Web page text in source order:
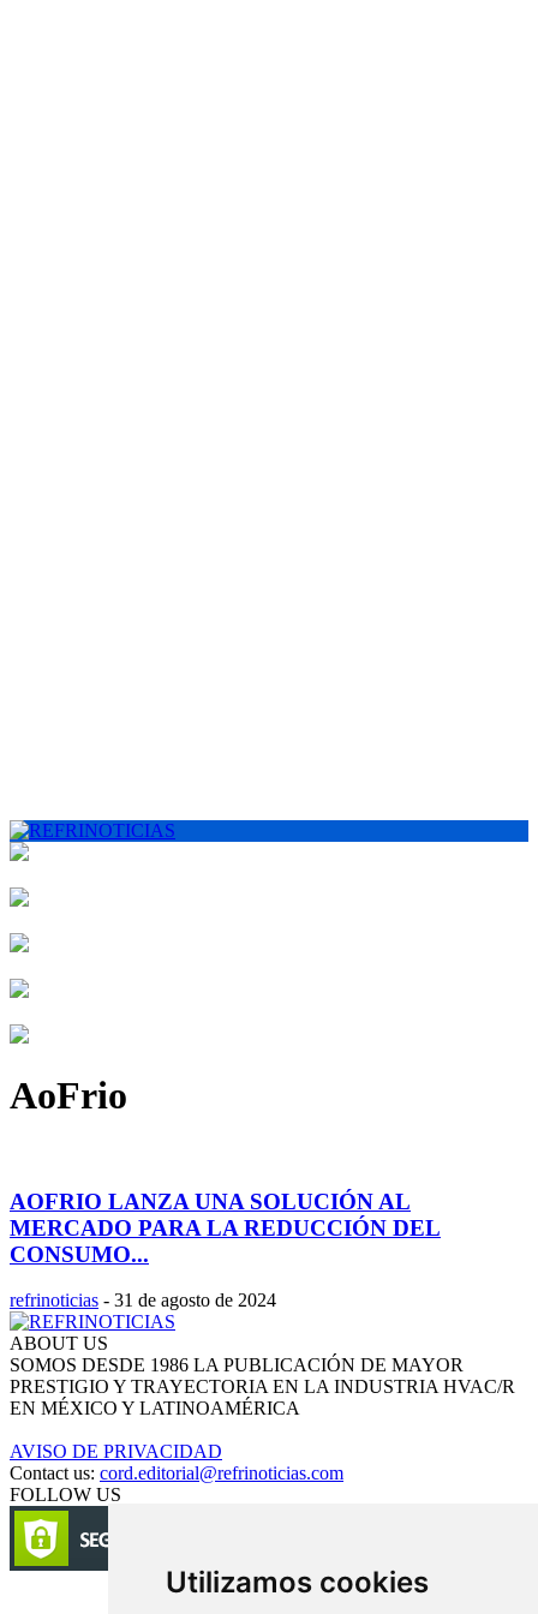
Utilizamos cookies
AoFrio
AOFRIO LANZA UNA SOLUCIÓN AL
MERCADO PARA LA REDUCCIÓN DEL
CONSUMO...
refrinoticias - 31 de agosto de 2024
ABOUT US
SOMOS DESDE 1986 LA PUBLICACIÓN DE MAYOR
PRESTIGIO Y TRAYECTORIA EN LA INDUSTRIA HVAC/R
EN MÉXICO Y LATINOAMÉRICA
AVISO DE PRIVACIDAD
Contact us: cord.editorial@refrinoticias.com
FOLLOW US